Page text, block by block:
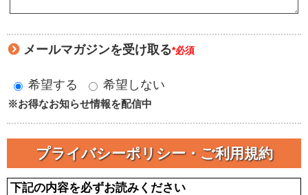
メールマガジンを受け取る*必須
希望する 希望しない
※お得なお知らせ情報を配信中
プライバシーポリシー・ご利用規約
下記の内容を必ずお読みください